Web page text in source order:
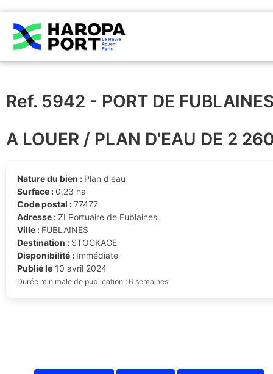
Ref. 5942 - PORT DE
A LOUER / PLAN D'EAU DE 2
Nature du bien : Plan d'eau
Surface : 0,23 ha
Code postal :77477
Adresse :ZI Portuaire de Fublaines
Ville : FUBLAINES
Destination : STOCKAGE
Disponibilité : Immédiate
Publié le10 avril 2024
Durée minimale de publication : 6 semaines